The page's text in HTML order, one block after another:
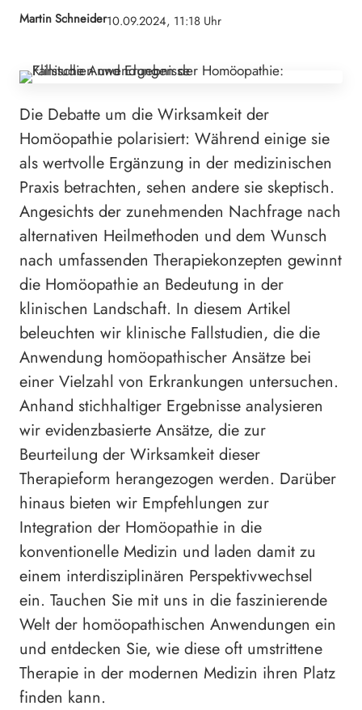
Martin Schneider10.09.2024, 11:18 Uhr
Die Debatte um die Wirksamkeit der
Homöopathie polarisiert: Während einige sie
als wertvolle Ergänzung in der medizinischen
Praxis betrachten, sehen andere sie skeptisch.
Angesichts der zunehmenden Nachfrage nach
alternativen Heilmethoden und dem Wunsch
nach umfassenden Therapiekonzepten gewinnt
die Homöopathie an Bedeutung in der
klinischen Landschaft. In diesem Artikel
beleuchten wir klinische Fallstudien, die die
Anwendung homöopathischer Ansätze bei
einer Vielzahl von Erkrankungen untersuchen.
Anhand stichhaltiger Ergebnisse analysieren
wir evidenzbasierte Ansätze, die zur
Beurteilung der Wirksamkeit dieser
Therapieform herangezogen werden. Darüber
hinaus bieten wir Empfehlungen zur
Integration der Homöopathie in die
konventionelle Medizin und laden damit zu
einem interdisziplinären Perspektivwechsel
ein. Tauchen Sie mit uns in die faszinierende
Welt der homöopathischen Anwendungen ein
und entdecken Sie, wie diese oft umstrittene
Therapie in der modernen Medizin ihren Platz
finden kann.